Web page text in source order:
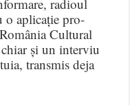
radioul
o aplicație pro-
Cultural
chiar și un interviu
transmis deja